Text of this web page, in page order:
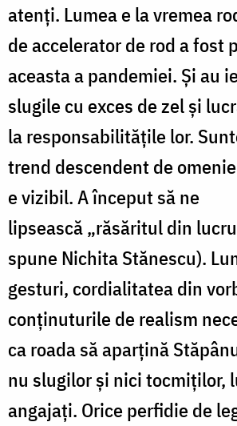
atenți. Lumea e la vremea
de accelerator de rod a fost
aceasta a pandemiei. Și au
slugile cu exces de zel și
la responsabilitățile lor.
trend descendent de
e vizibil. A început să ne
lipsească „răsăritul din
spune Nichita Stănescu).
gesturi, cordialitatea din
conținuturile de realism
ca roada să aparțină
nu slugilor și nici tocmiților,
angajați. Orice perfidie de